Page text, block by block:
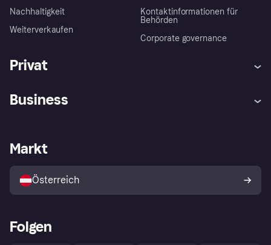
Nachhaltigkeit
Weiterverkaufen
Kontaktinformationen für
Behörden
Corporate governance
Privat
Shops entdecken
Business
Händlerportal
Markt
Österreich
Folgen